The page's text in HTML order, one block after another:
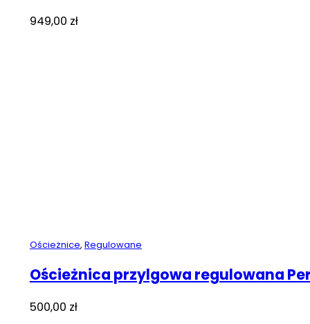
949,00 zł
Ościeżnice, Regulowane
Ościeżnica przylgowa regulowana
500,00 zł